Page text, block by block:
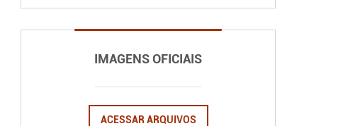
IMAGENS OFICIAIS
ACESSAR ARQUIVOS